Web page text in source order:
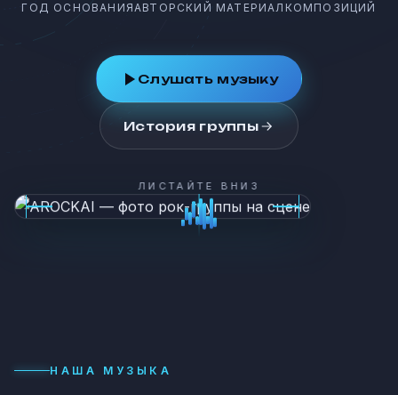
ГОД ОСНОВАНИЯАВТОРСКИЙ МАТЕРИАЛ КОМПОЗИЦИЙ
Слушать музыку
История группы
ЛИСТАЙТЕ ВНИЗ
НАША МУЗЫКА